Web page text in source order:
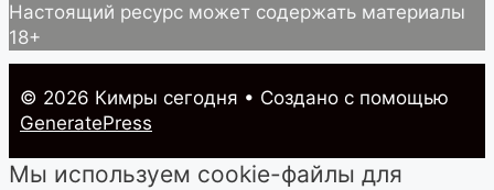
Настоящий ресурс может содержать материалы
18+
© 2026 Кимры cегодня • Создано с помощью
GeneratePress
Мы используем cookie-файлы для